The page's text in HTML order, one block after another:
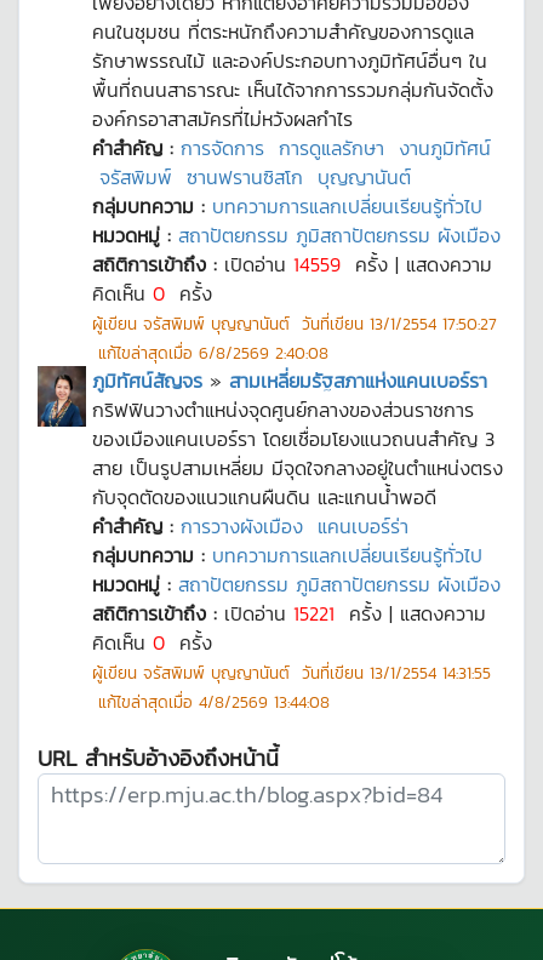
คนในชุมชน ที่ตระหนักถึงความสำคัญของการดูแล
รักษาพรรณไม้ และองค์ประกอบทางภูมิทัศน์อื่นๆ ใน
พื้นที่ถนนสาธารณะ เห็นได้จากการรวมกลุ่มกันจัดตั้ง
องค์กรอาสาสมัครที่ไม่หวังผลกำไร
คำสำคัญ : การจัดการ การดูแลรักษา งานภูมิทัศน์
จรัสพิมพ์ ซานฟรานซิสโก บุญญานันต์
กลุ่มบทความ : บทความการแลกเปลี่ยนเรียนรู้ทั่วไป
หมวดหมู่ : สถาปัตยกรรม ภูมิสถาปัตยกรรม ผังเมือง
สถิติการเข้าถึง : เปิดอ่าน 14559 ครั้ง | แสดงความ
คิดเห็น 0 ครั้ง
ผู้เขียน จรัสพิมพ์ บุญญานันต์ วันที่เขียน 13/1/2554 17:50:27
แก้ไขล่าสุดเมื่อ 6/8/2569 2:40:08
ภูมิทัศน์สัญจร » สามเหลี่ยมรัฐสภาแห่งแคนเบอร์รา
กริฟฟินวางตำแหน่งจุดศูนย์กลางของส่วนราชการ
ของเมืองแคนเบอร์รา โดยเชื่อมโยงแนวถนนสำคัญ 3
สาย เป็นรูปสามเหลี่ยม มีจุดใจกลางอยู่ในตำแหน่งตรง
กับจุดตัดของแนวแกนผืนดิน และแกนน้ำพอดี
คำสำคัญ : การวางผังเมือง แคนเบอร์ร่า
กลุ่มบทความ : บทความการแลกเปลี่ยนเรียนรู้ทั่วไป
หมวดหมู่ : สถาปัตยกรรม ภูมิสถาปัตยกรรม ผังเมือง
สถิติการเข้าถึง : เปิดอ่าน 15221 ครั้ง | แสดงความ
คิดเห็น 0 ครั้ง
ผู้เขียน จรัสพิมพ์ บุญญานันต์ วันที่เขียน 13/1/2554 14:31:55
แก้ไขล่าสุดเมื่อ 4/8/2569 13:44:08
URL สำหรับอ้างอิงถึงหน้านี้